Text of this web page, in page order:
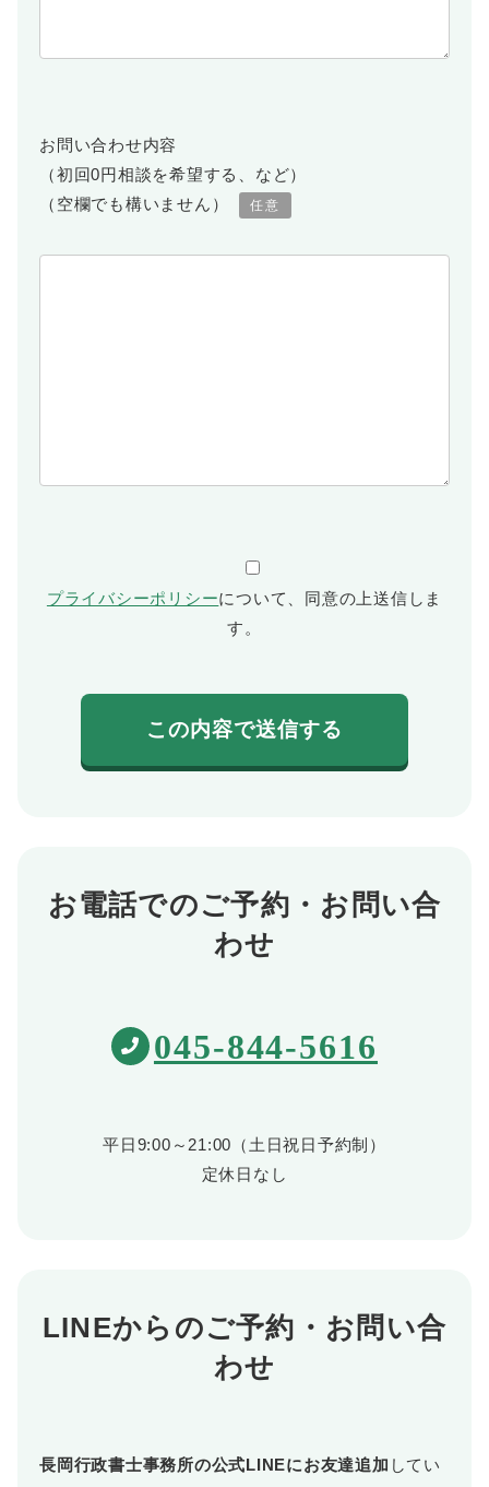
お問い合わせ内容
（初回0円相談を希望する、など）
（空欄でも構いません）
任意
プライバシーポリシーについて、同意の上送信しま
す。
お電話でのご予約・お問い合
わせ
045-844-5616
平日9:00～21:00（土日祝日予約制）
定休日なし
LINEからのご予約・お問い合
わせ
長岡行政書士事務所の公式LINEにお友達追加 してい